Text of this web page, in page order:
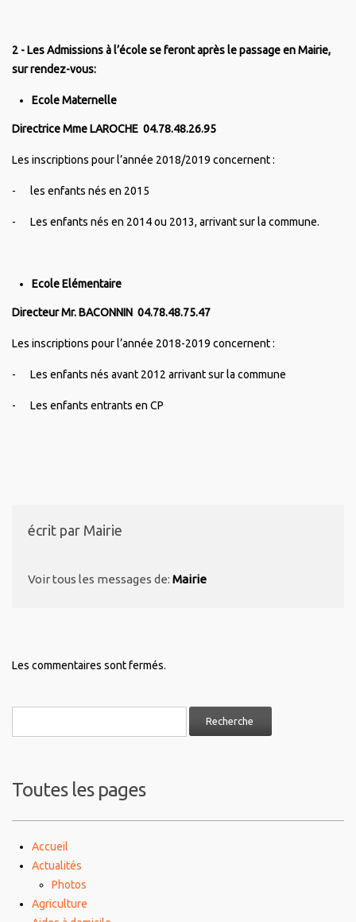
2 - Les Admissions à l’école se feront après le passage en Mairie,
sur rendez-vous:
Ecole Maternelle
Directrice Mme LAROCHE 04.78.48.26.95
Les inscriptions pour l’année 2018/2019 concernent :
- les enfants nés en 2015
- Les enfants nés en 2014 ou 2013, arrivant sur la commune.
Ecole Elémentaire
Directeur Mr. BACONNIN 04.78.48.75.47
Les inscriptions pour l’année 2018-2019 concernent :
- Les enfants nés avant 2012 arrivant sur la commune
- Les enfants entrants en CP
écrit par Mairie
Voir tous les messages de: Mairie
Les commentaires sont fermés.
Toutes les pages
Accueil
Actualités
Photos
Agriculture